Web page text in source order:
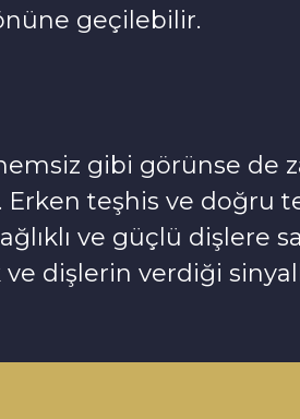
geçilebilir.
gibi görünse de
Erken teşhis ve doğru
ve güçlü dişlere
dişlerin verdiği